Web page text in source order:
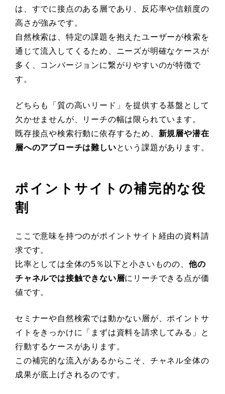
は、すでに接点のある層であり、反応率や信頼度の
高さが強みです。
自然検索は、特定の課題を抱えたユーザーが検索を
通じて流入してくるため、ニーズが明確なケースが
多く、コンバージョンに繋がりやすいのが特徴で
す。
どちらも「質の高いリード」を提供する基盤として
欠かせませんが、リーチの幅は限られています。
既存接点や検索行動に依存するため、 新規層や潜在
層へのアプローチは難しいという課題があります。
ポイントサイトの補完的な役
割
ここで意味を持つのがポイントサイト経由の資料請
求です。
比率としては全体の5％以下と小さいものの、 他の
チャネルでは接触できない層にリーチできる点が価
値です。
セミナーや自然検索では動かない層が、ポイントサ
イトをきっかけに「まずは資料を請求してみる」と
行動するケースがあります。
この補完的な流入があるからこそ、チャネル全体の
成果が底上げされるのです。